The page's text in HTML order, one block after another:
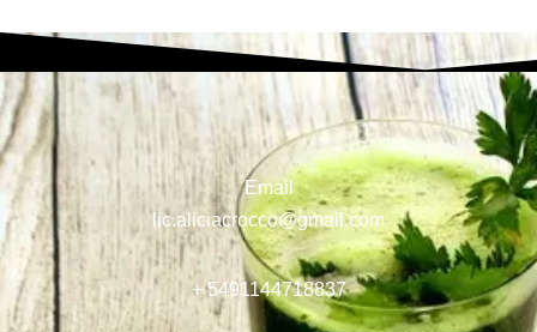
Email
lic.aliciacrocco@gmail.com
+ 5491144718837